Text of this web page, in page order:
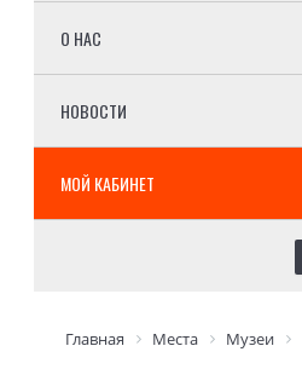
О НАС
НОВОСТИ
МОЙ КАБИНЕТ
Главная Места Музеи